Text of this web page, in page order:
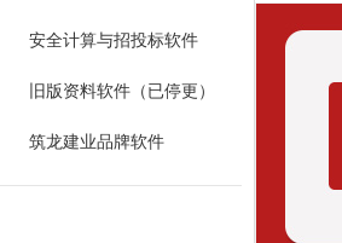
安全计算与招投标软件
旧版资料软件（已停更）
筑龙建业品牌软件